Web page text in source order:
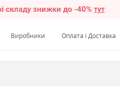
складу знижки до -40% тут
Виробники Оплата і Доставка